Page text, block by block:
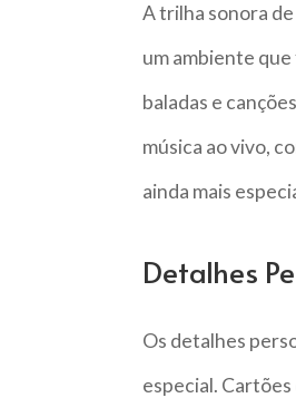
A trilha sonora
um ambiente
baladas e
música ao vivo,
ainda mais
Detalhes
Os detalhes
especial.